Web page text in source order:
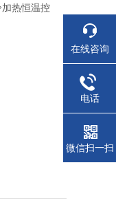
热恒温控
在线咨询
电话
微信扫一扫